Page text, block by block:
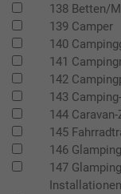
138 Betten/
139 Camper
140
141
142
143
144
145
146 Glamping
147 Glamping